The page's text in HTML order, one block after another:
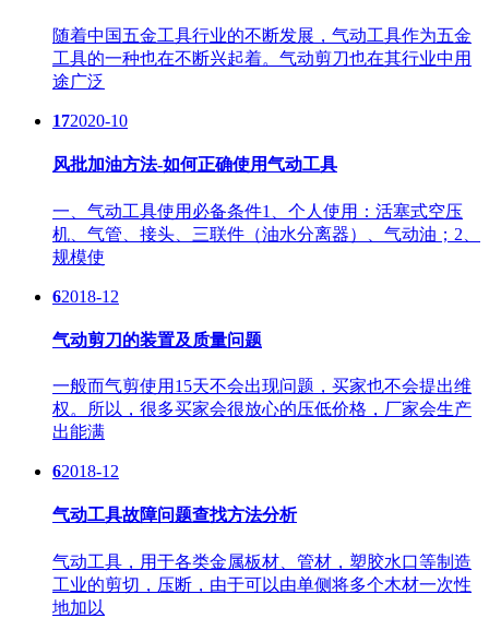
随着中国五金工具行业的不断发展，气动工具作为五金
工具的一种也在不断兴起着。气动剪刀也在其行业中用
途广泛
172020-10
风批加油方法-如何正确使用气动工具
一、气动工具使用必备条件1、个人使用：活塞式空压
机、气管、接头、三联件（油水分离器）、气动油；2、
规模使
62018-12
气动剪刀的装置及质量问题
一般而气剪使用15天不会出现问题，买家也不会提出维
权。所以，很多买家会很放心的压低价格，厂家会生产
出能满
62018-12
气动工具故障问题查找方法分析
气动工具，用于各类金属板材、管材，塑胶水口等制造
工业的剪切，压断，由于可以由单侧将多个木材一次性
地加以